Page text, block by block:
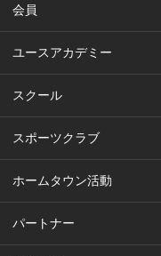
会員
ユースアカデミー
スクール
スポーツクラブ
ホームタウン活動
パートナー